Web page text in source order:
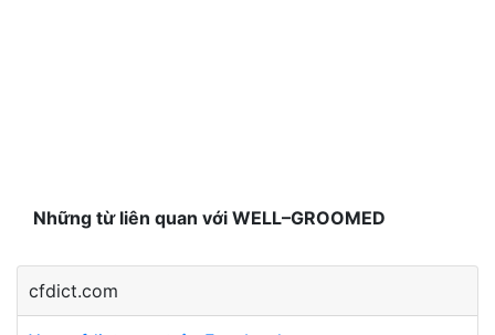
Những từ liên quan với WELL–GROOMED
cfdict.com